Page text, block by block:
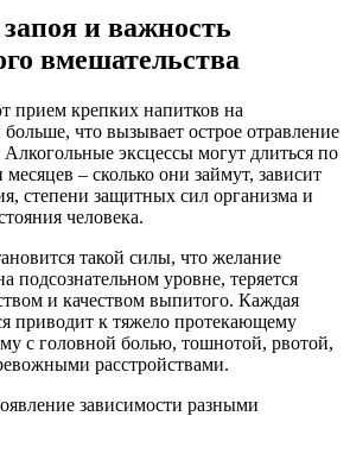
и важность
вмешательства
прием крепких напитков на
что вызывает острое отравление
эксцессы могут длиться по
месяцев – сколько они займут, зависит
степени защитных сил организма и
человека.
такой силы, что желание
подсознательном уровне, теряется
и качеством выпитого. Каждая
приводит к тяжело протекающему
с головной болью, тошнотой, рвотой,
расстройствами.
зависимости разными